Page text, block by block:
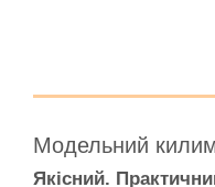
Модельний
Якісний.